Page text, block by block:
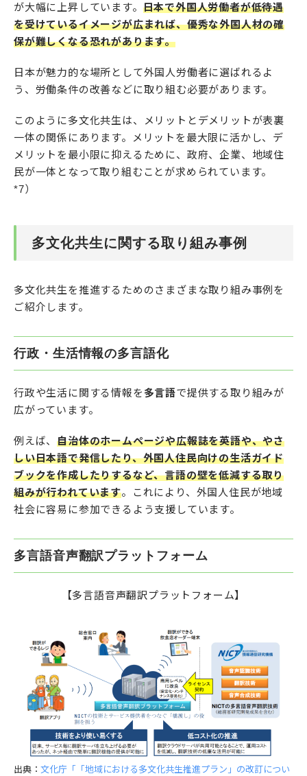
が大幅に上昇しています。 日本で外国人労働者が低待遇
を受けているイメージが広まれば、優秀な外国人材の確
保が難しくなる恐れがあります。
日本が魅力的な場所として外国人労働者に選ばれるよ
う、労働条件の改善などに取り組む必要があります。
このように多文化共生は、メリットとデメリットが表裏
一体の関係にあります。メリットを最大限に活かし、デ
メリットを最小限に抑えるために、政府、企業、地域住
民が一体となって取り組むことが求められています。
*7）
多文化共生に関する取り組み事例
多文化共生を推進するためのさまざまな取り組み事例を
ご紹介します。
行政・生活情報の多言語化
行政や生活に関する情報を 多言語で提供する取り組みが
広がっています。
例えば、自治体のホームページや広報誌を英語や、やさ
しい日本語で発信したり、外国人住民向けの生活ガイド
ブックを作成したりするなど、言語の壁を低減する取り
組みが行われています。これにより、外国人住民が地域
社会に容易に参加できるよう支援しています。
多言語音声翻訳プラットフォーム
【多言語音声翻訳プラットフォーム】
出典： 文化庁「「地域における多文化共生推進プラン」の改訂につい